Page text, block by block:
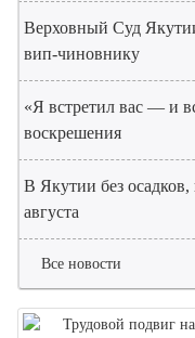
Верховный Суд
вип-чиновнику
«Я встретил вас — и
воскрешения
В Якутии без
августа
Все новости